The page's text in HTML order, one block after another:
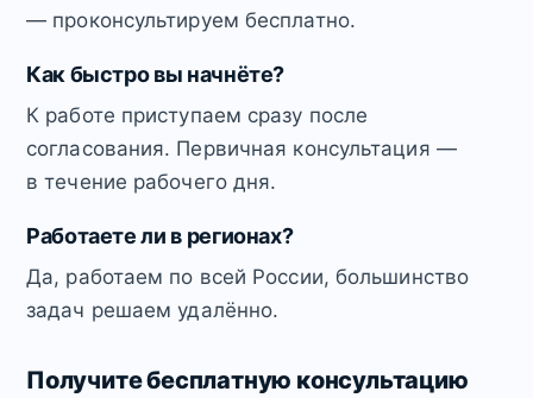
— проконсультируем бесплатно.
Как быстро вы начнёте?
К работе приступаем сразу после
согласования. Первичная консультация —
в течение рабочего дня.
Работаете ли в регионах?
Да, работаем по всей России, большинство
задач решаем удалённо.
Получите бесплатную консультацию